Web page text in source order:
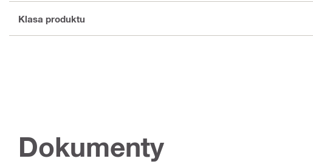
Klasa produktu
Dokumenty